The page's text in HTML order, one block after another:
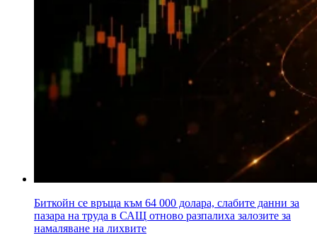
Биткойн се връща към 64 000 долара, слабите данни за
пазара на труда в САЩ отново разпалиха залозите за
намаляване на лихвите